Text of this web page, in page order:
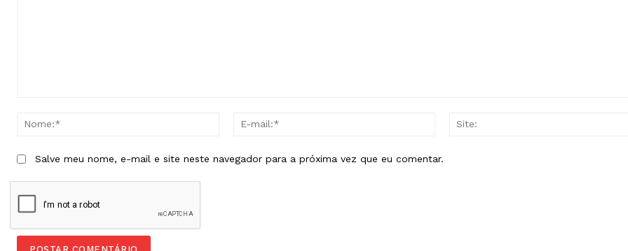
Nome:*
Salve meu nome, e-mail e site neste navegador para a próxima vez que eu comentar.